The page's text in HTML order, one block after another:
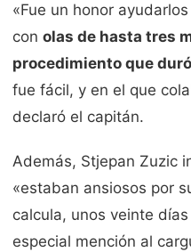
«Fue un honor
con olas de hasta tres
procedimiento que
fue fácil, y en el que
declaró el capitán.
Además, Stjepan Zuzic
«estaban ansiosos por
calcula, unos veinte
especial mención al